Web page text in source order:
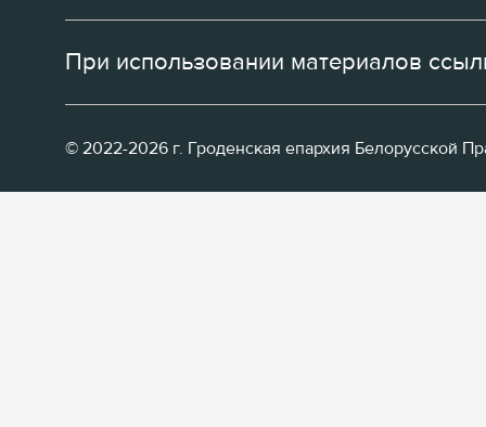
При использовании материалов
© 2022-2026 г. Гроденская епархия Белорусской